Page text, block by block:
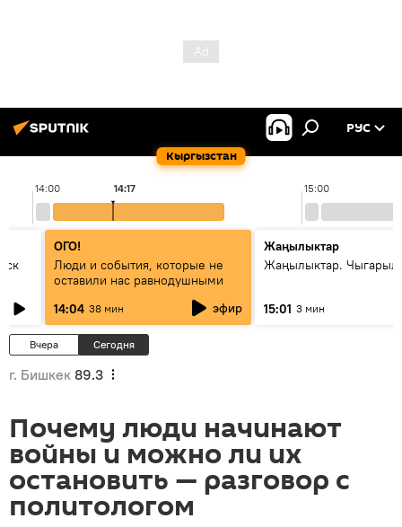
Кыргызстан
РУС
14:00 15:00
14:17
ОГО!
Люди и события, которые не
оставили нас равнодушными
14:04 38 мин эфир
Жаңылыктар
Жаңылыктар.
15:01 3 мин
Вчера Сегодня
г. Бишкек 89.3
Почему люди начинают
войны и можно ли их
остановить — разговор с
политологом